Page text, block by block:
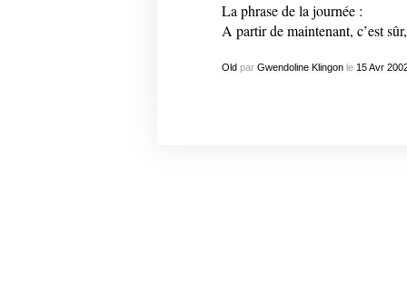
La phrase de la journée :
A partir de maintenant, c’est
Oldpar Gwendoline Klingonle 15 Avr